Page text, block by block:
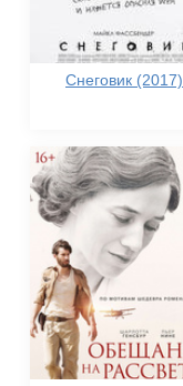
Снеговик (2017)